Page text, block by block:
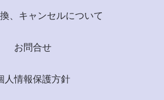
、キャンセルについて
お問合せ
人情報保護方針